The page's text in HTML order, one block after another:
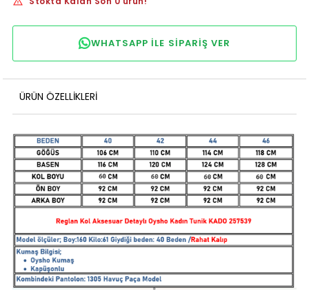
WHATSAPP ILE SIPARIŞ VER
ÜRÜN ÖZELLIKLERI